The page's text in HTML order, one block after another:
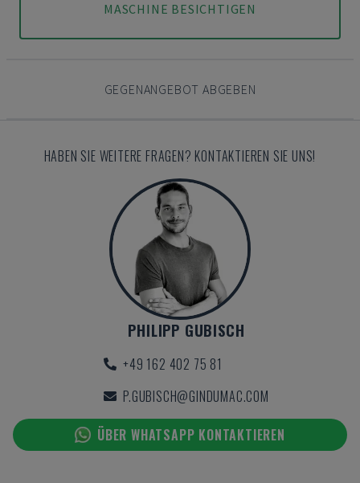
MASCHINE BESICHTIGEN
GEGENANGEBOT ABGEBEN
HABEN SIE WEITERE FRAGEN? KONTAKTIEREN SIE UNS!
PHILIPP GUBISCH
+49 162 402 75 81
P.GUBISCH@GINDUMAC.COM
ÜBER WHATSAPP KONTAKTIEREN